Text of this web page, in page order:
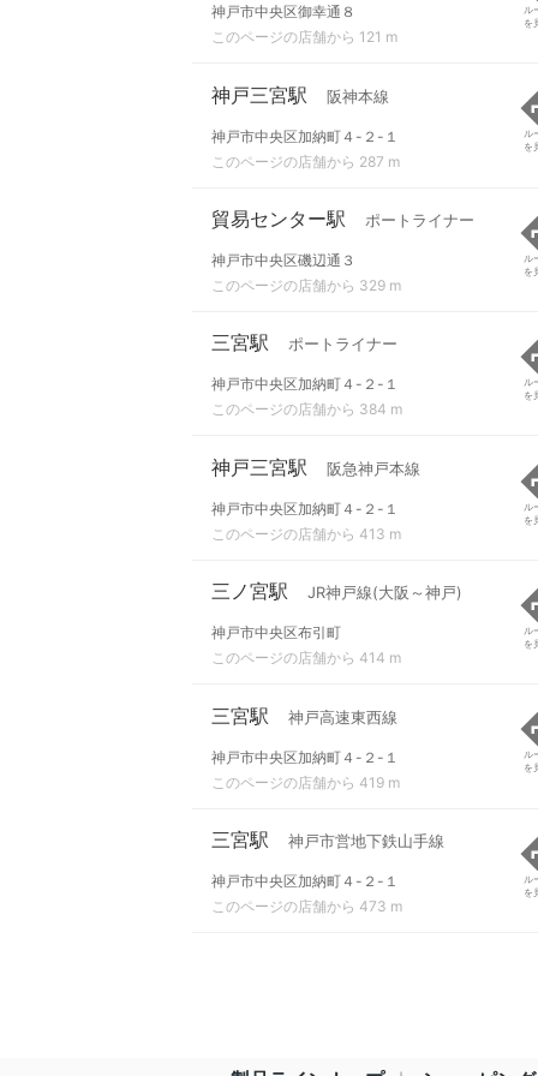
神戸市中央区御幸通８
このページの店舗から 121 m
ル
を
神戸三宮駅 阪神本線
神戸市中央区加納町４-２-１
このページの店舗から 287 m
ル
を
貿易センター駅 ポートライナー
神戸市中央区磯辺通３
このページの店舗から 329 m
ル
を
三宮駅 ポートライナー
神戸市中央区加納町４-２-１
このページの店舗から 384 m
ル
を
神戸三宮駅 阪急神戸本線
神戸市中央区加納町４-２-１
このページの店舗から 413 m
ル
を
三ノ宮駅 JR神戸線(大阪～神戸)
神戸市中央区布引町
このページの店舗から 414 m
ル
を
三宮駅 神戸高速東西線
神戸市中央区加納町４-２-１
このページの店舗から 419 m
ル
を
三宮駅 神戸市営地下鉄山手線
神戸市中央区加納町４-２-１
このページの店舗から 473 m
ル
を